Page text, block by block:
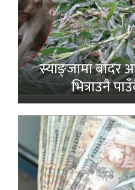
स्याङ्जामा बाँदर
भित्राउनै